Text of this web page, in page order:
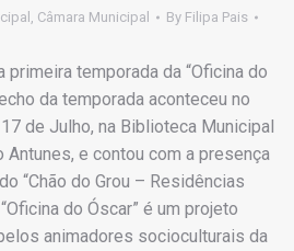
Câmara Municipal By Filipa Pais
primeira temporada da “Oficina do
da temporada aconteceu no
de Julho, na Biblioteca Municipal
Antunes, e contou com a presença
“Chão do Grou – Residências
do Óscar” é um projeto
animadores socioculturais da